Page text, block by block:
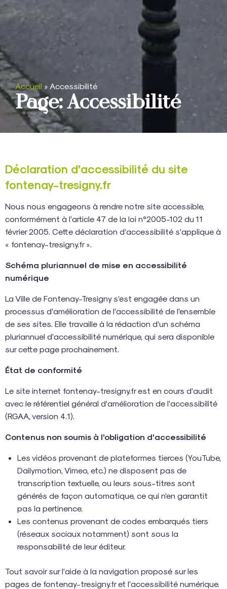
Accueil » Accessibilité
Page: Accessibilité
Déclaration d’accessibilité du site
fontenay-tresigny.fr
Nous nous engageons à rendre notre site accessible,
conformément à l’article 47 de la loi n°2005-102 du 11
février 2005. Cette déclaration d’accessibilité s’applique à
« fontenay-tresigny.fr ».
Schéma pluriannuel de mise en accessibilité
numérique
La Ville de Fontenay-Tresigny s’est engagée dans un
processus d’amélioration de l’accessibilité de l’ensemble
de ses sites. Elle travaille à la rédaction d’un schéma
pluriannuel d’accessibilité numérique, qui sera disponible
sur cette page prochainement.
État de conformité
Le site internet fontenay-tresigny.fr est en cours d’audit
avec le référentiel général d’amélioration de l’accessibilité
(RGAA, version 4.1).
Contenus non soumis à l’obligation d’accessibilité
Les vidéos provenant de plateformes tierces (YouTube,
Dailymotion, Vimeo, etc.) ne disposent pas de
transcription textuelle, ou leurs sous-titres sont
générés de façon automatique, ce qui n’en garantit
pas la pertinence.
Les contenus provenant de codes embarqués tiers
(réseaux sociaux notamment) sont sous la
responsabilité de leur éditeur.
Tout savoir sur l’aide à la navigation proposé sur les
pages de fontenay-tresigny.fr et l’accessibilité numérique.